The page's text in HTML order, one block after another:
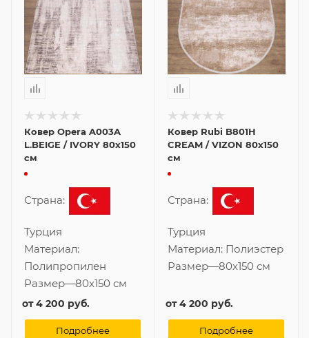
Ковер Opera A003A
L.BEIGE / IVORY 80x150
см
Страна:
Турция
Материал:
Полипропилен
Размер—80x150 см
от4 200 руб.
Подробнее
Ковер Rubi B801H
CREAM / VIZON 80x150
см
Страна:
Турция
Материал: Полиэстер
Размер—80x150 см
от4 200 руб.
Подробнее